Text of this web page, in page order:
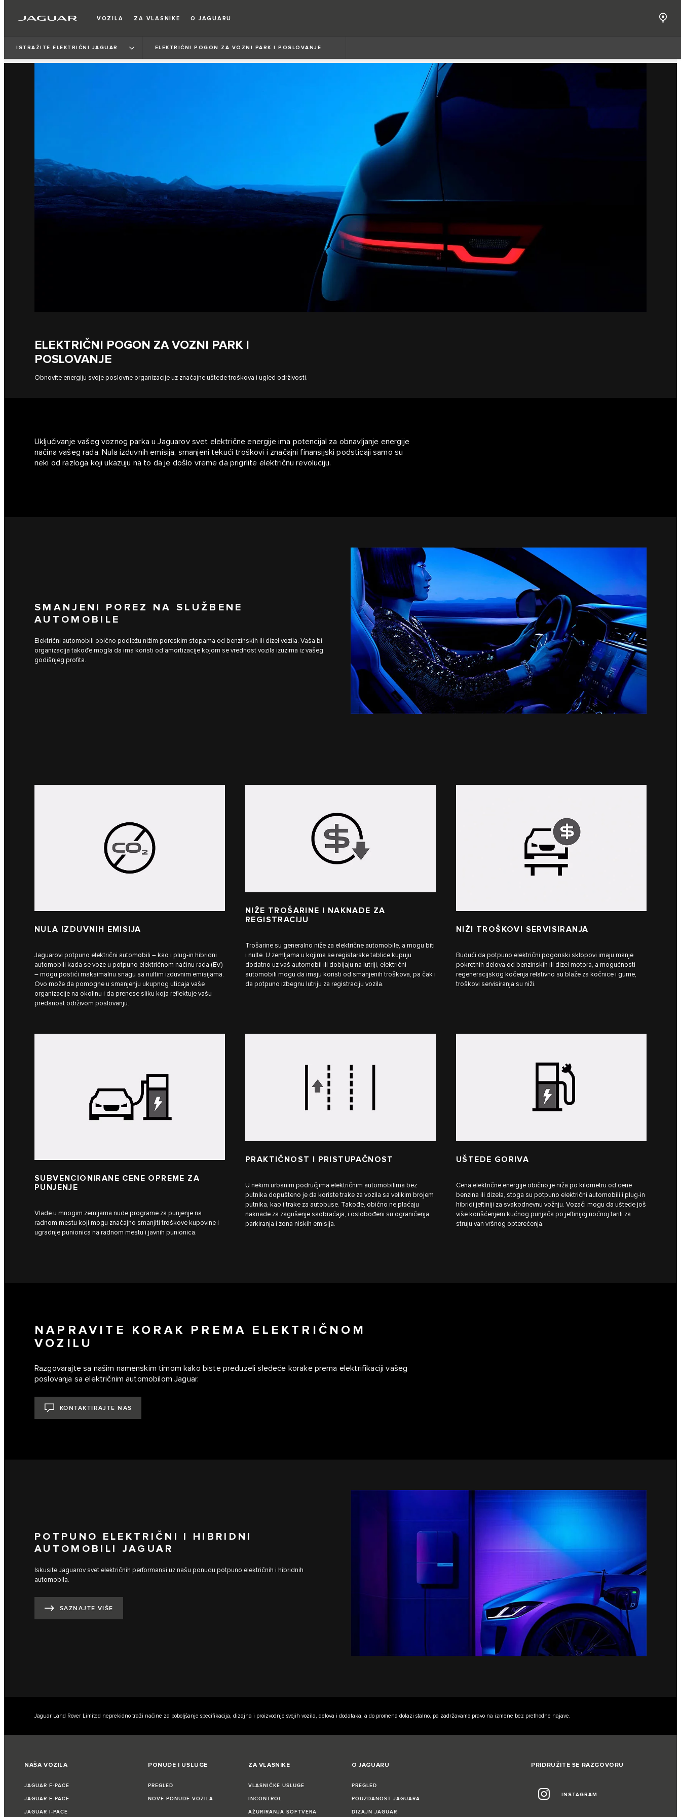
VOZILA ZA VLASNIKE O JAGUARU
ISTRAŽITE ELEKTRIČNI JAGUAR ELEKTRIČNI POGON ZA VOZNI PARK I POSLOVANJE
ELEKTRIČNI POGON ZA VOZNI PARK I
POSLOVANJE
Obnovite energiju svoje poslovne organizacije uz značajne uštede troškova i ugled održivosti.
Uključivanje vašeg voznog parka u Jaguarov svet električne energije ima potencijal za obnavljanje energije
načina vašeg rada. Nula izduvnih emisija, smanjeni tekući troškovi i značajni finansijski podsticaji samo su
neki od razloga koji ukazuju na to da je došlo vreme da prigrlite električnu revoluciju.
SMANJENI POREZ NA SLUŽBENE
AUTOMOBILE
Električni automobili obično podležu nižim poreskim stopama od benzinskih ili dizel vozila. Vaša bi
organizacija takođe mogla da ima koristi od amortizacije kojom se vrednost vozila izuzima iz vašeg
godišnjeg profita.
NULA IZDUVNIH EMISIJA
Jaguarovi potpuno električni automobili – kao i plug-in hibridni
automobili kada se voze u potpuno električnom načinu rada (EV)
– mogu postići maksimalnu snagu sa nultim izduvnim emisijama.
Ovo može da pomogne u smanjenju ukupnog uticaja vaše
organizacije na okolinu i da prenese sliku koja reflektuje vašu
predanost održivom poslovanju.
NIŽE TROŠARINE I NAKNADE ZA
REGISTRACIJU
Trošarine su generalno niže za električne automobile, a mogu biti
i nulte. U zemljama u kojima se registarske tablice kupuju
dodatno uz vaš automobil ili dobijaju na lutriji, električni
automobili mogu da imaju koristi od smanjenih troškova, pa čak i
da potpuno izbegnu lutriju za registraciju vozila.
NIŽI TROŠKOVI SERVISIRANJA
Budući da potpuno električni pogonski sklopovi imaju manje
pokretnih delova od benzinskih ili dizel motora, a mogućnosti
regeneracijskog kočenja relativno su blaže za kočnice i gume,
troškovi servisiranja su niži.
SUBVENCIONIRANE CENE OPREME ZA
PUNJENJE
Vlade u mnogim zemljama nude programe za punjenje na
radnom mestu koji mogu značajno smanjiti troškove kupovine i
ugradnje punionica na radnom mestu i javnih punionica.
PRAKTIČNOST I PRISTUPAČNOST
U nekim urbanim područjima električnim automobilima bez
putnika dopušteno je da koriste trake za vozila sa velikim brojem
putnika, kao i trake za autobuse. Takođe, obično ne plaćaju
naknade za zagušenje saobraćaja, i oslobođeni su ograničenja
parkiranja i zona niskih emisija.
UŠTEDE GORIVA
Cena električne energije obično je niža po kilometru od cene
benzina ili dizela, stoga su potpuno električni automobili i plug-in
hibridi jeftiniji za svakodnevnu vožnju. Vozači mogu da uštede još
više korišćenjem kućnog punjača po jeftinijoj noćnoj tarifi za
struju van vršnog opterećenja.
NAPRAVITE KORAK PREMA ELEKTRIČNOM
VOZILU
Razgovarajte sa našim namenskim timom kako biste preduzeli sledeće korake prema elektrifikaciji vašeg
poslovanja sa električnim automobilom Jaguar.
KONTAKTIRAJTE NAS
POTPUNO ELEKTRIČNI I HIBRIDNI
AUTOMOBILI JAGUAR
Iskusite Jaguarov svet električnih performansi uz našu ponudu potpuno električnih i hibridnih
automobila.
SAZNAJTE VIŠE
Jaguar Land Rover Limited neprekidno traži načine za poboljšanje specifikacija, dizajna i proizvodnje svojih vozila, delova i dodataka, a do promena dolazi stalno, pa zadržavamo pravo na izmene bez prethodne najave.
NAŠA VOZILA
JAGUAR F‑PACE
JAGUAR E‑PACE
JAGUAR I‑PACE
PONUDE I USLUGE
PREGLED
NOVE PONUDE VOZILA
ZA VLASNIKE
VLASNIČKE USLUGE
INCONTROL
AŽURIRANJA SOFTVERA
O JAGUARU
PREGLED
POUZDANOST JAGUARA
DIZAJN JAGUAR
PRIDRUŽITE SE RAZGOVORU
INSTAGRAM